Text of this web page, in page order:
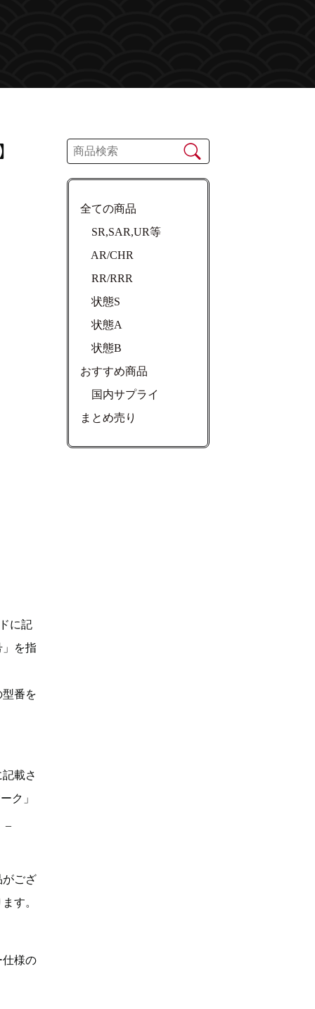
に記
」を指
番を
載さ
ク」
がござ
す。
仕様の
全ての商品
SR,SAR,UR等
AR/CHR
RR/RRR
状態S
状態A
状態B
おすすめ商品
国内サプライ
まとめ売り